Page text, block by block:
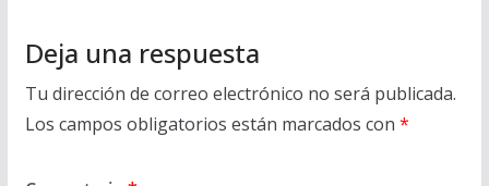
Deja una respuesta
Tu dirección de correo electrónico no será publicada.
Los campos obligatorios están marcados con *